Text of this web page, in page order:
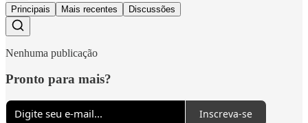
Principais Mais recentes Discussões
Nenhuma publicação
Pronto para mais?
Inscreva-se